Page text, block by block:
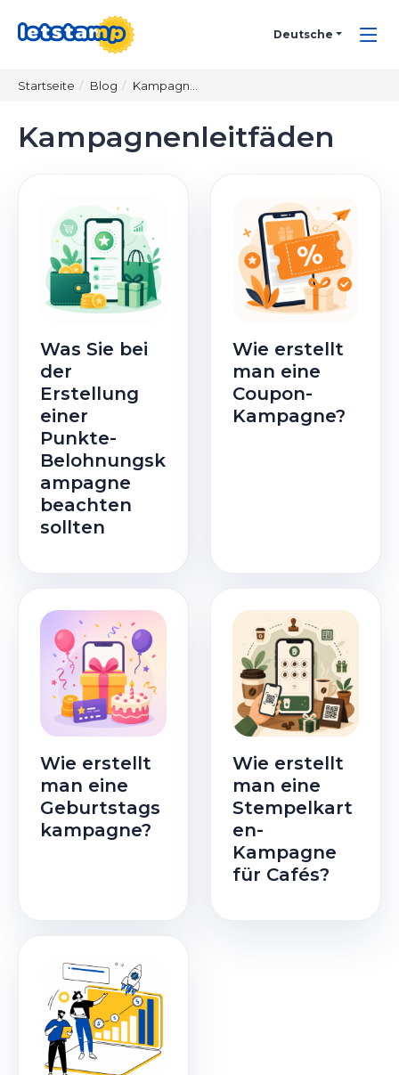
Deutsche
Startseite Blog
Kampagnenleitfäden
Was Sie bei
der
Erstellung
einer
Punkte-
Belohnungsk
ampagne
beachten
sollten
Wie erstellt
man eine
Coupon-
Kampagne?
Wie erstellt
man eine
Geburtstags
kampagne?
Wie erstellt
man eine
Stempelkart
en-
Kampagne
für Cafés?